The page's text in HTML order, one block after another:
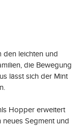
den leichten und
die Bewegung
lässt sich der Mint
Hopper erweitert
Segment und